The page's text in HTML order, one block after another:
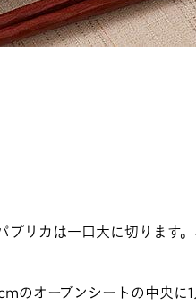
プリカは一口大に切ります
オーブンシートの中央に1